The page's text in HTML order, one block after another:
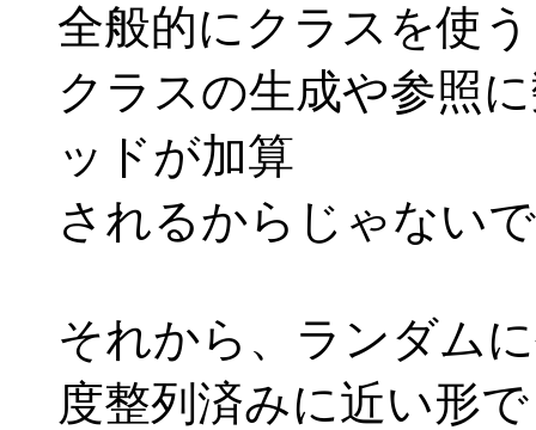
全般的にクラスを使
クラスの生成や参照
ッドが加算
されるからじゃない
それから、ランダム
度整列済みに近い形で